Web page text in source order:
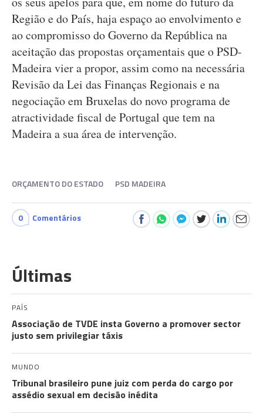
Região e do País, haja espaço ao envolvimento e
ao compromisso do Governo da República na
aceitação das propostas orçamentais que o PSD-
Madeira vier a propor, assim como na necessária
Revisão da Lei das Finanças Regionais e na
negociação em Bruxelas do novo programa de
atractividade fiscal de Portugal que tem na
Madeira a sua área de intervenção.
ORÇAMENTO DO ESTADO PSD MADEIRA
0 Comentários
Últimas
PAÍS
Associação de TVDE insta Governo a promover sector
justo sem privilegiar táxis
MUNDO
Tribunal brasileiro pune juiz com perda do cargo por
assédio sexual em decisão inédita